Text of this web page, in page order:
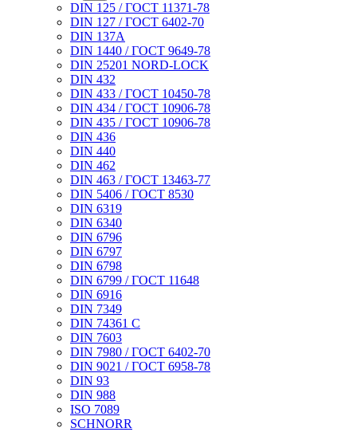
DIN 125 / ГОСТ 11371-78
DIN 127 / ГОСТ 6402-70
DIN 137A
DIN 1440 / ГОСТ 9649-78
DIN 25201 NORD-LOCK
DIN 432
DIN 433 / ГОСТ 10450-78
DIN 434 / ГОСТ 10906-78
DIN 435 / ГОСТ 10906-78
DIN 436
DIN 440
DIN 462
DIN 463 / ГОСТ 13463-77
DIN 5406 / ГОСТ 8530
DIN 6319
DIN 6340
DIN 6796
DIN 6797
DIN 6798
DIN 6799 / ГОСТ 11648
DIN 6916
DIN 7349
DIN 74361 C
DIN 7603
DIN 7980 / ГОСТ 6402-70
DIN 9021 / ГОСТ 6958-78
DIN 93
DIN 988
ISO 7089
SCHNORR